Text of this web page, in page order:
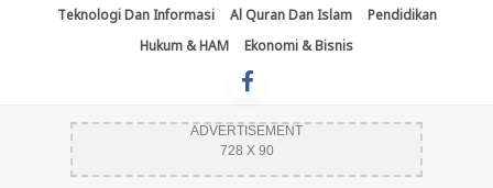
Teknologi Dan Informasi Al Quran Dan Islam
Pendidikan
Hukum & HAM
Ekonomi & Bisnis
ADVERTISEMENT
728 X 90